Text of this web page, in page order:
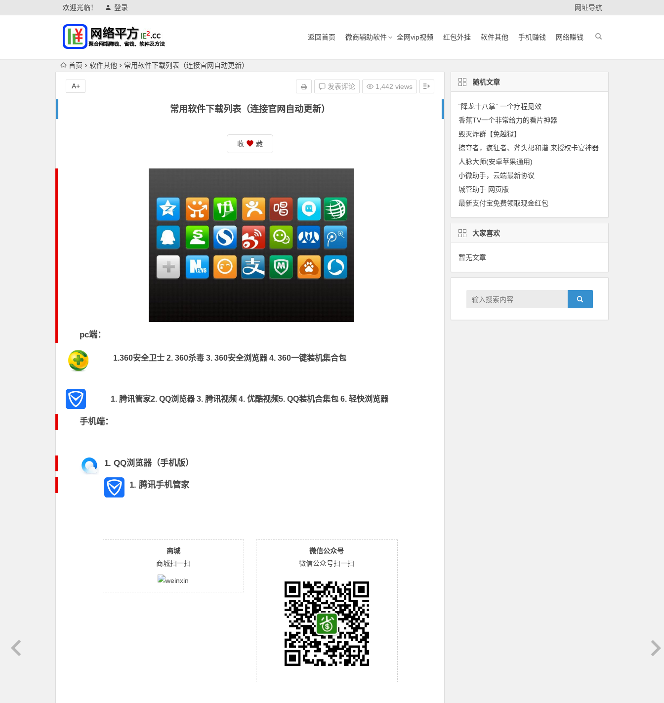
欢迎光临！ 登录 网址导航
返回首页 微商辅助软件 全网vip视频 红包外挂 软件其他 手机赚钱 网络赚钱
首页 软件其他 常用软件下载列表（连接官网自动更新）
常用软件下载列表（连接官网自动更新）
发表评论 1,442 views
A+
收 藏
pc端：
1.360安全卫士 2. 360杀毒 3. 360安全浏览器4. 360一键装机集合包
1. 腾讯管家2. QQ浏览器3. 腾讯视频 4. 优酷视频5. QQ装机合集包 6. 轻快浏览器
手机端：
1. QQ浏览器（手机版）
1. 腾讯手机管家
商城
商城扫一扫
微信公众号
微信公众号扫一扫
随机文章
“降龙十八掌” 一个疗程见效
香蕉TV一个非常给力的看片神器
毁灭炸群【免越狱】
掠夺者，疯狂者、斧头帮和谐 来授权卡宴神器
人脉大师(安卓苹果通用)
小微助手，云端最新协议
城管助手 网页版
最新支付宝免费领取现金红包
大家喜欢
暂无文章